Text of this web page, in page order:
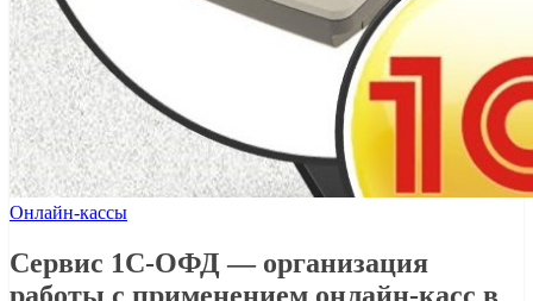
Онлайн-кассы
Сервис 1С-ОФД — организация
работы с применением онлайн-касс в